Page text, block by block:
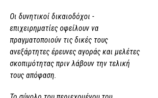
Οι δυνητικοί δικαιοδόχοι -
επιχειρηματίες οφείλουν να
πραγματοποιούν τις δικές τους
ανεξάρτητες έρευνες αγοράς και μελέτες
σκοπιμότητας πριν λάβουν την τελική
τους απόφαση.